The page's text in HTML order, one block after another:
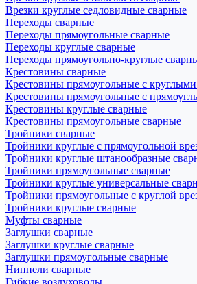
Врезки круглые седловидные сварные
Переходы сварные
Переходы прямоугольные сварные
Переходы круглые сварные
Переходы прямоугольно-круглые
Крестовины сварные
Крестовины прямоугольные с
Крестовины прямоугольные с
Крестовины круглые сварные
Крестовины прямоугольные сварные
Тройники сварные
Тройники круглые с прямоугольной
Тройники круглые штанообразные
Тройники прямоугольные сварные
Тройники круглые универсальные
Тройники прямоугольные с круглой
Тройники круглые сварные
Муфты сварные
Заглушки сварные
Заглушки круглые сварные
Заглушки прямоугольные сварные
Ниппели сварные
Гибкие воздуховоды